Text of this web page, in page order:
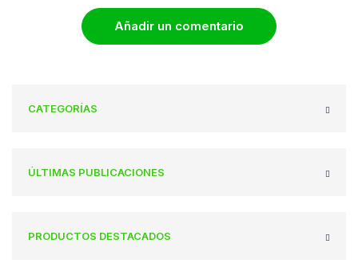
Añadir un comentario
CATEGORÍAS
ÚLTIMAS PUBLICACIONES
PRODUCTOS DESTACADOS